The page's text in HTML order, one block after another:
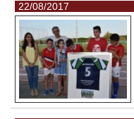
22/08/2017